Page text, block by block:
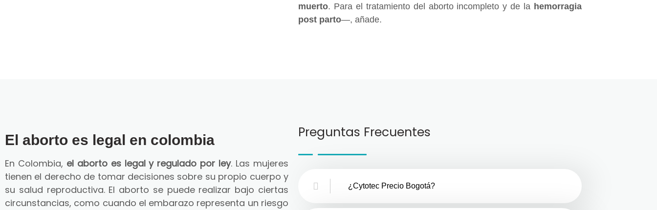
muerto. Para el tratamiento del aborto incompleto y de la hemorragia
post parto—, añade.
El aborto es legal en colombia
En Colombia, el aborto es legal y regulado por ley. Las mujeres
tienen el derecho de tomar decisiones sobre su propio cuerpo y
su salud reproductiva. El aborto se puede realizar bajo ciertas
circunstancias, como cuando el embarazo representa un riesgo
Preguntas Frecuentes
¿Cytotec Precio Bogotá?